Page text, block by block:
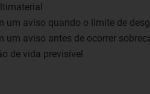
um aviso quando o limite de
um aviso antes de ocorrer
de vida previsível